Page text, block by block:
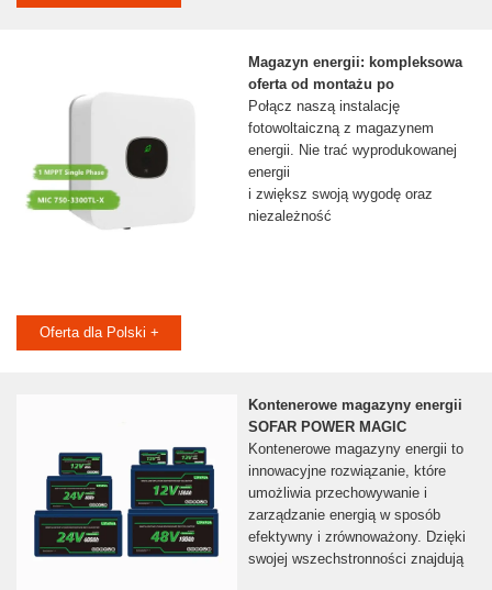
Magazyn energii: kompleksowa
oferta od montażu po
Połącz naszą instalację
fotowoltaiczną z magazynem
energii. Nie trać wyprodukowanej
energii
i zwiększ swoją wygodę oraz
niezależność
Oferta dla Polski +
Kontenerowe magazyny energii
SOFAR POWER MAGIC
Kontenerowe magazyny energii to
innowacyjne rozwiązanie, które
umożliwia przechowywanie i
zarządzanie energią w sposób
efektywny i zrównoważony. Dzięki
swojej wszechstronności znajdują